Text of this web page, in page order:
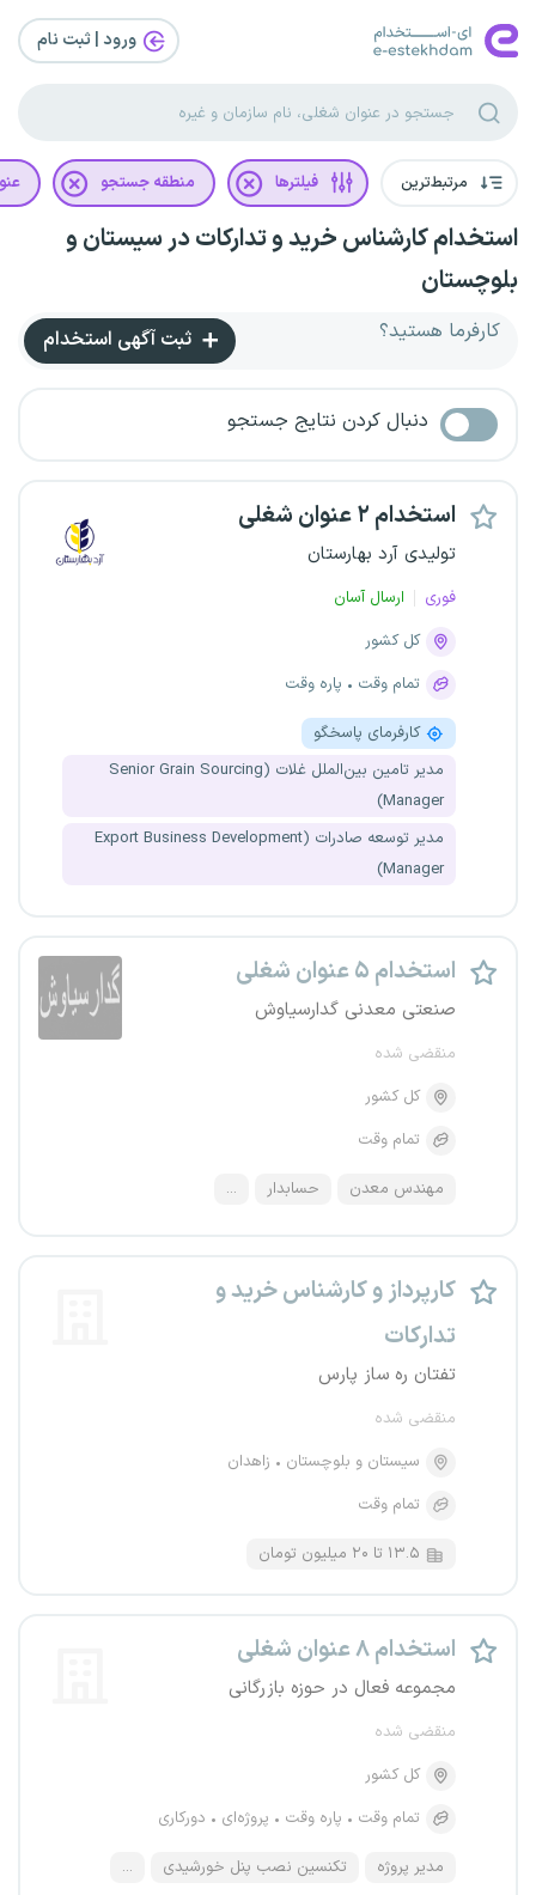
ورود | ثبت‌ نام
مرتبط‌ترین فیلترها منطقه جستجو
استخدام کارشناس خرید و تدارکات در سیستان و
بلوچستان
کارفرما هستید؟ ثبت آگهی استخدام
دنبال کردن نتایج جستجو
استخدام ۲ عنوان شغلی
تولیدی آرد بهارستان
فوری
ارسال آسان
کل کشور
تمام وقت
پاره وقت
کارفرمای پاسخگو
مدیر تامین بین‌الملل غلات (Senior Grain Sourcing
Manager)
مدیر توسعه صادرات (Export Business Development
Manager)
استخدام ۵ عنوان شغلی
صنعتی معدنی گدارسیاوش
منقضی شده
کل کشور
تمام وقت
مهندس معدن حسابدار ...
کارپرداز و کارشناس خرید و
تدارکات
تفتان ره ساز پارس
منقضی شده
سیستان و بلوچستان
زاهدان
تمام وقت
۱۳.۵ تا ۲۰ میلیون تومان
استخدام ۸ عنوان شغلی
مجموعه فعال در حوزه بازرگانی
منقضی شده
کل کشور
تمام وقت
پاره وقت پروژه‌ای دورکاری
مدیر پروژه تکنسین نصب پنل خورشیدی ...